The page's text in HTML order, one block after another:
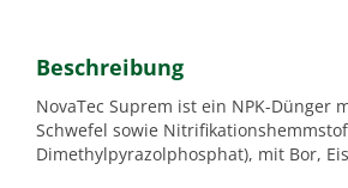
Beschreibung
NovaTec Suprem ist ein NPK-Dünger
Schwefel sowie
Dimethylpyrazolphosphat), mit Bor,